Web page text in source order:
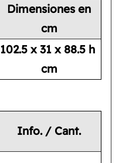
Dimensiones en
cm
102.5 x 31 x 88.5 h
cm
Info. / Cant.